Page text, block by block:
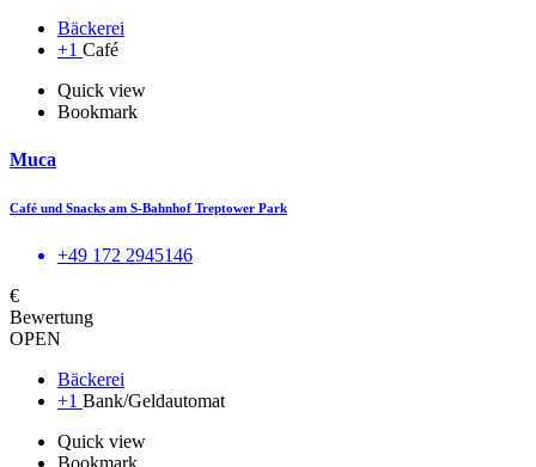
Bäckerei
+1 Café
Quick view
Bookmark
Muca
Café und Snacks am S-Bahnhof Treptower Park
+49 172 2945146
€
Bewertung
OPEN
Bäckerei
+1 Bank/Geldautomat
Quick view
Bookmark